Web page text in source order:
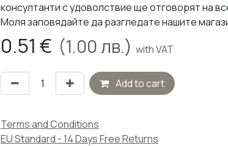
консултанти с удоволствие ще отговорят на
Моля заповядайте да разгледате нашите
0.51 € (1.00лв.) with VAT
Add to cart
Terms and Conditions
EU Standard - 14 Days Free Returns